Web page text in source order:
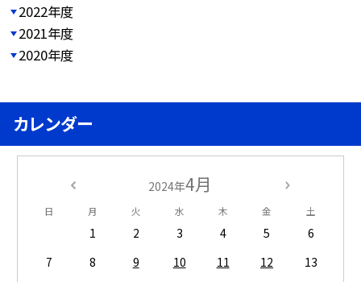
2022年度
2021年度
2020年度
カレンダー
2024年4月
日 月 火 水 木 金 土
1 2 3 4 5
6
7
8 9 10 11 12
13